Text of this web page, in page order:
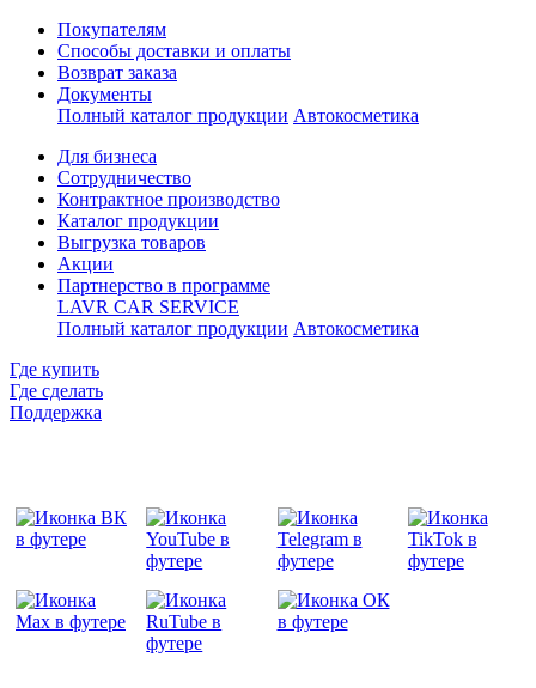
Покупателям
Способы доставки и оплаты
Возврат заказа
Документы
Полный каталог продукции Автокосметика
Для бизнеса
Сотрудничество
Контрактное производcтво
Каталог продукции
Выгрузка товаров
Акции
Партнерство в программе
LAVR CAR SERVICE
Полный каталог продукции Автокосметика
Где купить
Где сделать
Поддержка